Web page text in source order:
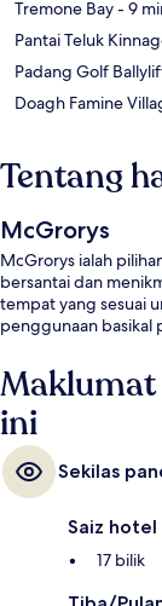
Tremone Bay- 9
Pantai Teluk
Padang Golf
Doagh Famine
Tentang
McGrorys
McGrorys ialah
bersantai dan
tempat yang sesuai
penggunaan basikal
ini
Sekilas
Saiz hotel
17 bilik